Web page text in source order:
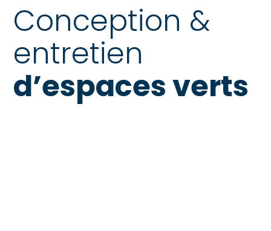
Conception &
entretien
d’espaces verts